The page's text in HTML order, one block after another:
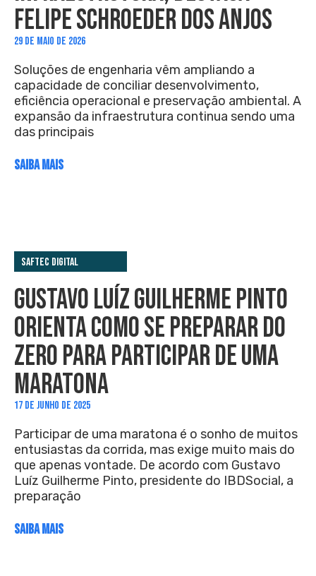
FELIPE SCHROEDER DOS ANJOS
29 DE MAIO DE 2026
Soluções de engenharia vêm ampliando a
capacidade de conciliar desenvolvimento,
eficiência operacional e preservação ambiental. A
expansão da infraestrutura continua sendo uma
das principais
SAIBA MAIS
Saftec Digital
GUSTAVO LUÍZ GUILHERME PINTO
ORIENTA COMO SE PREPARAR DO
ZERO PARA PARTICIPAR DE UMA
MARATONA
17 DE JUNHO DE 2025
Participar de uma maratona é o sonho de muitos
entusiastas da corrida, mas exige muito mais do
que apenas vontade. De acordo com Gustavo
Luíz Guilherme Pinto, presidente do IBDSocial, a
preparação
SAIBA MAIS